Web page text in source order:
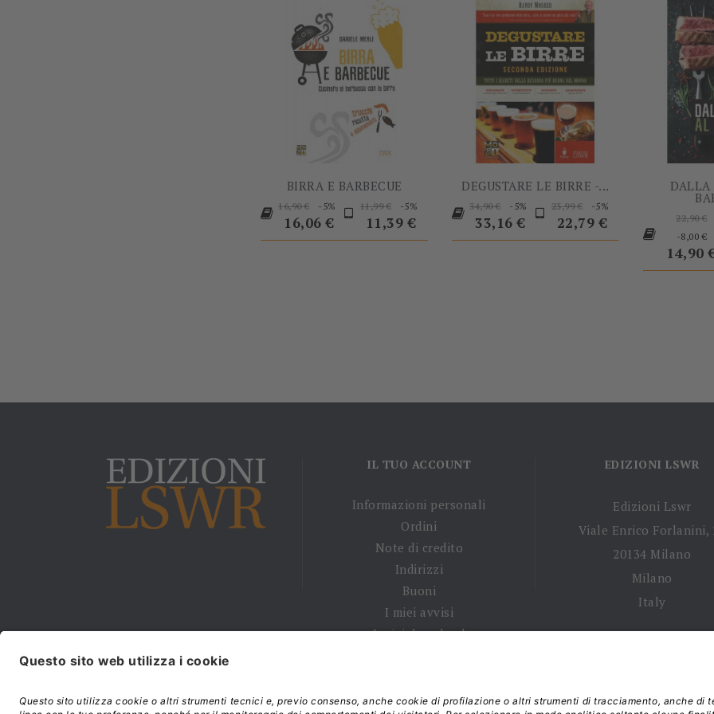
BIRRA E BARBECUE
Prezzo
base
16,90 € -5%
Prezzo
16,06 €
Prezzo
base
11,99 € -5%
Prezzo
11,39 €
DEGUSTARE LE BIRRE -...
Prezzo
base
34,90 € -5%
Prezzo
33,16 €
Prezzo
base
23,99 € -5%
22,79 €
DALLA
Prezzo
base
22,90 €
-8,00 €
14,90
IL TUO ACCOUNT
Informazioni personali
Ordini
Note di credito
Indirizzi
Buoni
I miei avvisi
I miei download
EDIZIONI LSWR
Edizioni Lswr
Viale Enrico Forlanini,
20134 Milano
Milano
Italy